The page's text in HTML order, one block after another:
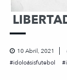
10 Abril, 2021
idoloásisfutebol